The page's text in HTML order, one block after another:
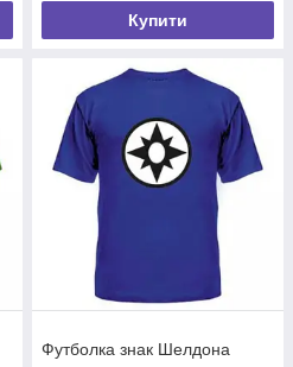
Купити
Футболка знак Шелдона